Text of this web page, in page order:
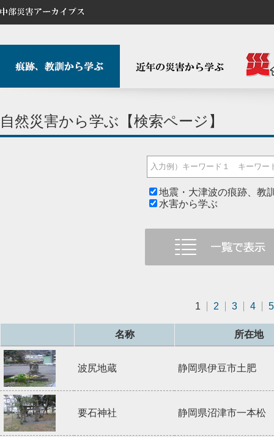
自然災害から学ぶ【検索ページ】
地震・大津波の痕跡、教
水害から学ぶ
1 2 3 4 5
名称 所在地
波尻地蔵 静岡県伊豆市土肥
要石神社 静岡県沼津市一本松